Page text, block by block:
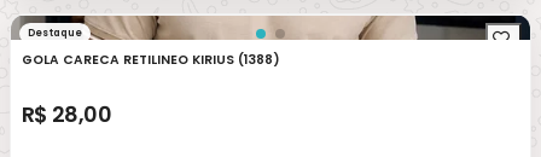
Destaque
GOLA CARECA RETILINEO KIRIUS (1388)
R$ 28,00